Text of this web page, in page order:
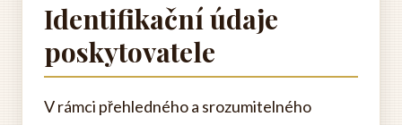
Identifikační údaje
poskytovatele
V rámci přehledného a srozumitelného